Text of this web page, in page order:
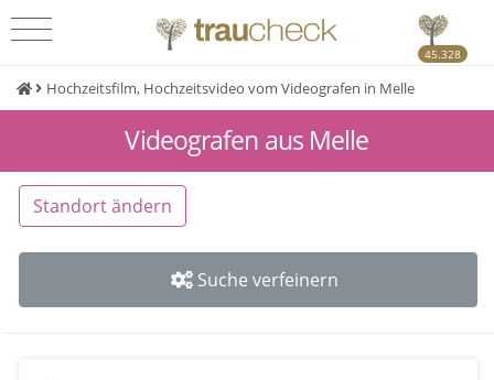
45.328
Hochzeitsfilm, Hochzeitsvideo vom Videografen in Melle
Videografen aus Melle
Standort ändern
Suche verfeinern